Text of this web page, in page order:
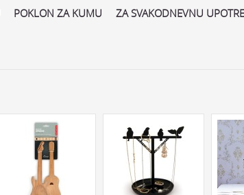
POKLON ZA KUMU ZA SVAKODNEVNU